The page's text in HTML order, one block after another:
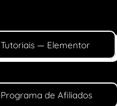
Tutoriais — Elementor
Programa de Afiliados